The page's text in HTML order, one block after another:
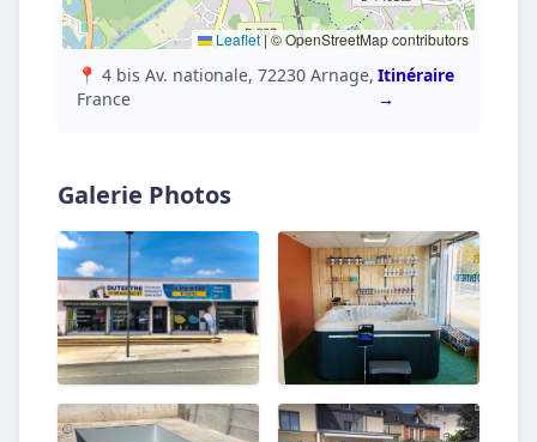
Leaflet|© OpenStreetMap contributors
📍 4 bis Av. nationale, 72230 Arnage,
France
Itinéraire
→
Galerie Photos